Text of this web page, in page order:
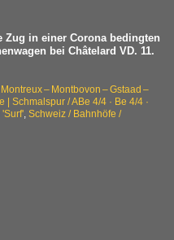
Zug in einer Corona bedingten
bei Châtelard VD. 11.
– Montbovon – Gstaad –
| Schmalspur / ABe 4/4 · Be 4/4 ·
, Schweiz / Bahnhöfe /